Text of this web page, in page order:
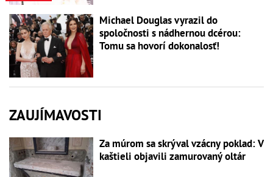
Michael Douglas vyrazil do
spoločnosti s nádhernou dcérou:
Tomu sa hovorí dokonalosť!
ZAUJÍMAVOSTI
Za múrom sa skrýval vzácny poklad: V
kaštieli objavili zamurovaný oltár